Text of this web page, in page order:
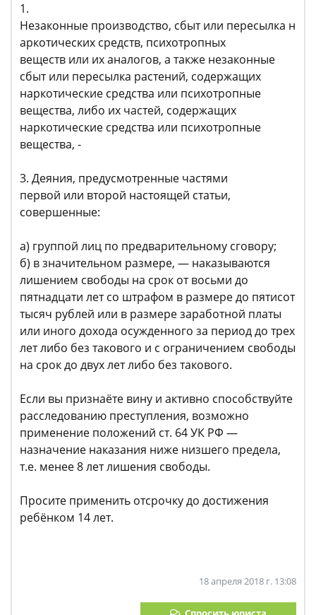
1.
Незаконные производство, сбыт или пересылка н
аркотических средств, психотропных
веществ или их аналогов, а также незаконные
сбыт или пересылка растений, содержащих
наркотические средства или психотропные
вещества, либо их частей, содержащих
наркотические средства или психотропные
вещества, -
3. Деяния, предусмотренные частями
первой или второй настоящей статьи,
совершенные:
а) группой лиц по предварительному сговору;
б) в значительном размере, — наказываются
лишением свободы на срок от восьми до
пятнадцати лет со штрафом в размере до пятисот
тысяч рублей или в размере заработной платы
или иного дохода осужденного за период до трех
лет либо без такового и с ограничением свободы
на срок до двух лет либо без такового.
Если вы признаёте вину и активно способствуйте
расследованию преступления, возможно
применение положений ст. 64 УК РФ —
назначение наказания ниже низшего предела,
т.е. менее 8 лет лишения свободы.
Просите применить отсрочку до достижения
ребёнком 14 лет.
18 апреля 2018 г. 13:08